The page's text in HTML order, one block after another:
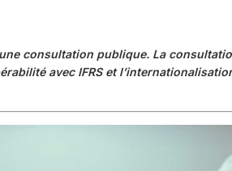
une consultation publique. La
avec IFRS et